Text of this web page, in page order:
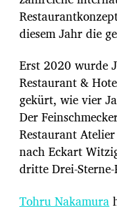
diesem Jahr die
Erst 2020 wurde
Restaurant &
gekürt, wie vier
Der
Restaurant
nach Eckart
dritte Drei-
Tohru Nakamura